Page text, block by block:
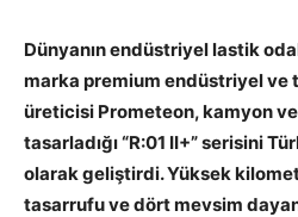
Dünyanın endüstriyel lastik
marka premium endüstriyel ve
üreticisi Prometeon, kamyon
tasarladığı “R:01 II+” serisini
olarak geliştirdi. Yüksek
tasarrufu ve dört mevsim